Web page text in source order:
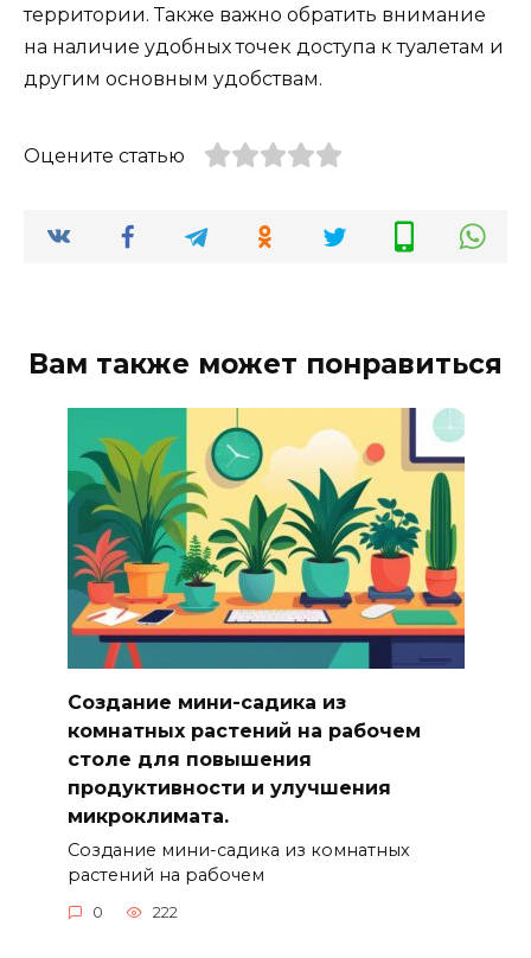
территории. Также важно обратить внимание
на наличие удобных точек доступа к туалетам и
другим основным удобствам.
Оцените статью
Вам также может понравиться
Создание мини-садика из
комнатных растений на рабочем
столе для повышения
продуктивности и улучшения
микроклимата.
Создание мини-садика из комнатных
растений на рабочем
0 222